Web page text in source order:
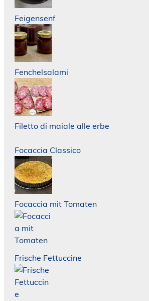
Feigensenf
Fenchelsalami
Filetto di maiale alle erbe
Focaccia Classico
Focaccia mit Tomaten
Frische Fettuccine